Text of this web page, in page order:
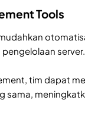
Tools
server.
tim dapat
sama,